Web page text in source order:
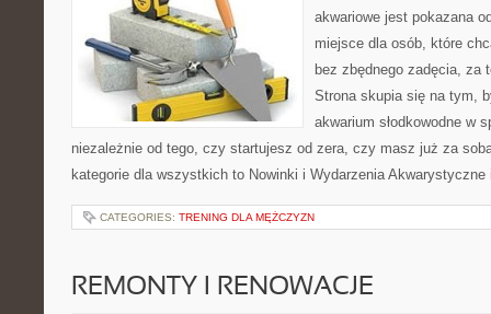
akwariowe jest pokazana
miejsce dla osób, które
bez zbędnego zadęcia, za
Strona skupia się na tym,
akwarium słodkowodne w
niezależnie od tego, czy startujesz od zera, czy masz już za
kategorie dla wszystkich to Nowinki i Wydarzenia
CATEGORIES: TRENING DLA MĘŻCZYZN
REMONTY I RENOWACJE